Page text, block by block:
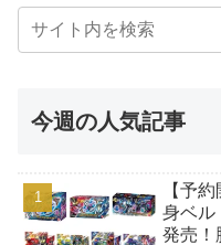
今週の人気記事
【予
身ベル
発売！